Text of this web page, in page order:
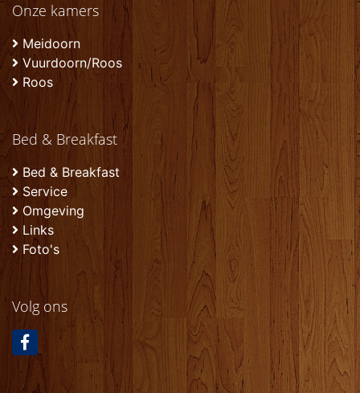
Onze kamers
Meidoorn
Vuurdoorn/Roos
Roos
Bed & Breakfast
Bed & Breakfast
Service
Omgeving
Links
Foto's
Volg ons